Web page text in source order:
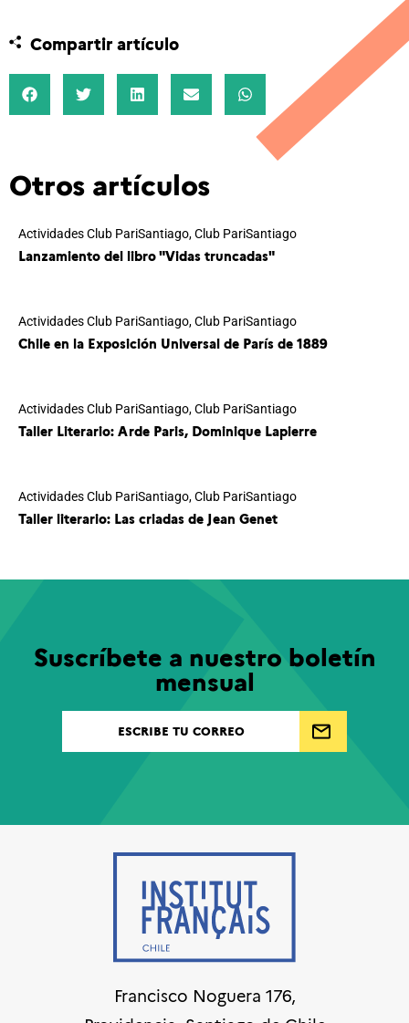
Compartir artículo
Otros artículos
Actividades Club PariSantiago,Club PariSantiago
Lanzamiento del libro "Vidas truncadas"
Actividades Club PariSantiago,Club PariSantiago
Chile en la Exposición Universal de París de 1889
Actividades Club PariSantiago,Club PariSantiago
Taller Literario: Arde Paris, Dominique Lapierre
Actividades Club PariSantiago,Club PariSantiago
Taller literario: Las criadas de Jean Genet
Suscríbete a nuestro boletín
mensual
Francisco Noguera 176,